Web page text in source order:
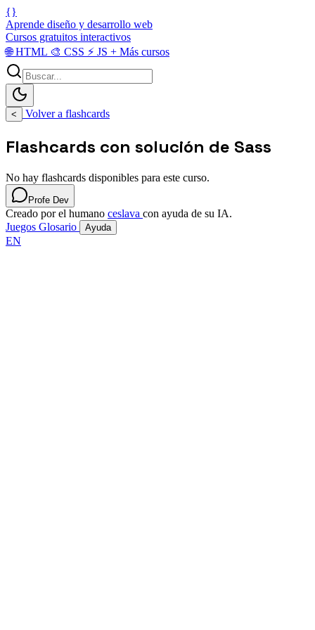
{}
Aprende diseño y desarrollo web
Cursos gratuitos interactivos
🌐HTML 🎨 CSS ⚡ JS + Más cursos
< Volver a flashcards
Flashcards con solución de Sass
No hay flashcards disponibles para este curso.
Profe Dev
Creado por el humano ceslava con ayuda de su IA.
Juegos Glosario Ayuda
EN